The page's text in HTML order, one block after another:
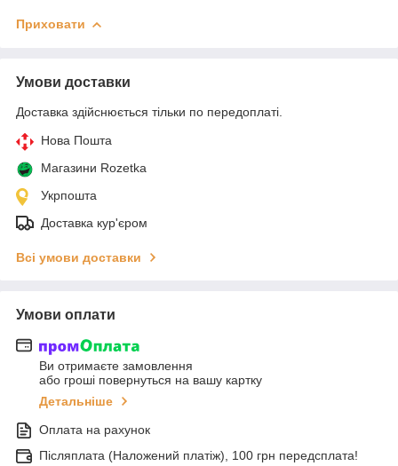
Приховати
Умови доставки
Доставка здійснюється тільки по передоплаті.
Нова Пошта
Магазини Rozetka
Укрпошта
Доставка кур'єром
Всі умови доставки
Умови оплати
Ви отримаєте замовлення
або гроші повернуться на вашу картку
Детальніше
Оплата на рахунок
Післяплата (Наложений платіж), 100 грн передсплата!